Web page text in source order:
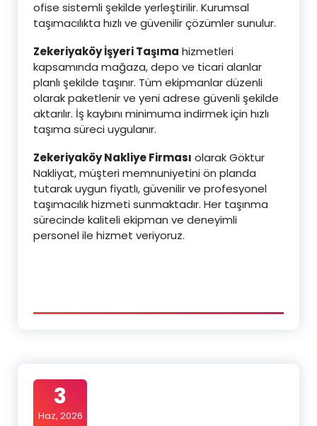
ofise sistemli şekilde yerleştirilir. Kurumsal
taşımacılıkta hızlı ve güvenilir çözümler sunulur.
Zekeriyaköy İşyeri Taşıma hizmetleri
kapsamında mağaza, depo ve ticari alanlar
planlı şekilde taşınır. Tüm ekipmanlar düzenli
olarak paketlenir ve yeni adrese güvenli şekilde
aktarılır. İş kaybını minimuma indirmek için hızlı
taşıma süreci uygulanır.
Zekeriyaköy Nakliye Firması olarak Göktur
Nakliyat, müşteri memnuniyetini ön planda
tutarak uygun fiyatlı, güvenilir ve profesyonel
taşımacılık hizmeti sunmaktadır. Her taşınma
sürecinde kaliteli ekipman ve deneyimli
personel ile hizmet veriyoruz.
3
Haz, 2026